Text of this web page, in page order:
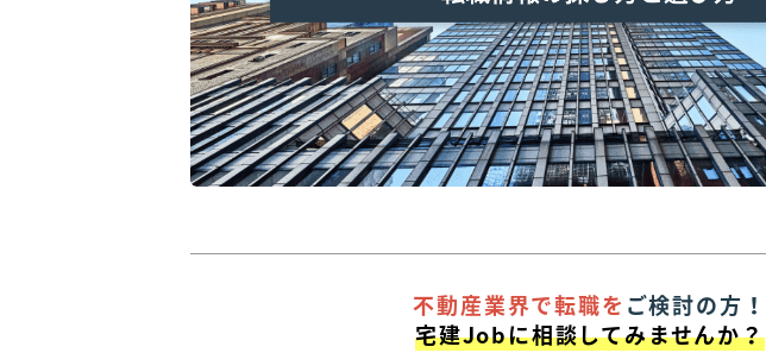
不動産業界で転職を ご検討の方！
宅建Jobに相談してみませんか？